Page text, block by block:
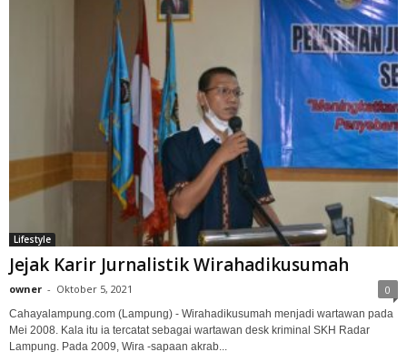
Lifestyle
Jejak Karir Jurnalistik Wirahadikusumah
owner - Oktober 5, 2021 0
Cahayalampung.com (Lampung) - Wirahadikusumah menjadi wartawan pada
Mei 2008. Kala itu ia tercatat sebagai wartawan desk kriminal SKH Radar
Lampung. Pada 2009, Wira -sapaan akrab...